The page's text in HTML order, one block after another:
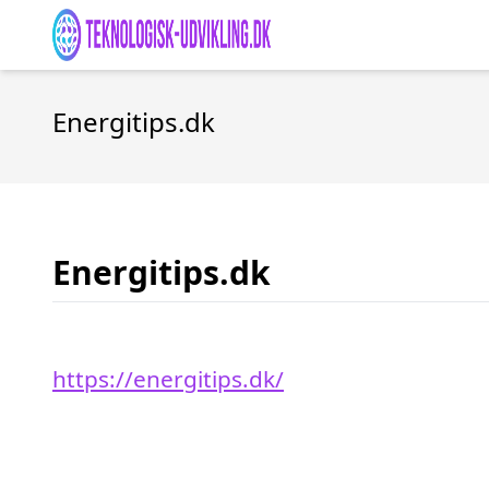
Energitips.dk
Energitips.dk
https://energitips.dk/